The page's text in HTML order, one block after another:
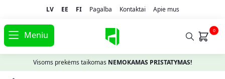
LV EE FI Pagalba Kontaktai Apie mus
Meniu 0
Visoms prekėms taikomas NEMOKAMAS PRISTATYMAS!